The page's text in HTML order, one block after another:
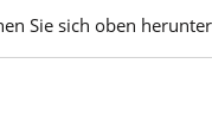
Sie sich oben